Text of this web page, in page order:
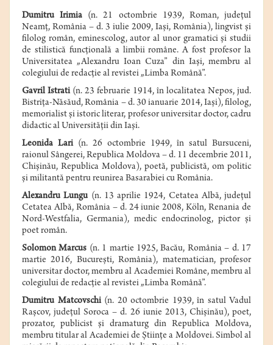
Dumitru Irimia (n. 21 octombrie 1939, Roman, judeţul
Neamţ, România – d. 3 iulie 2009, Iaşi, România), lingvist şi
filolog român, eminescolog, autor al unor gramatici şi studii
de stilistică funcţională a limbii române. A fost profesor la
Universitatea „Alexandru Ioan Cuza” din Iaşi, membru al
colegiului de redacţie al revistei „Limba Română”.
Gavril Istrati(n. 23 februarie 1914, în localitatea Nepos, jud.
Bistriţa-Năsăud, România – d. 30 ianuarie 2014, Iaşi), filolog,
memorialist şi istoric literar, profesor universitar doctor, cadru
didactic al Universităţii din Iaşi.
Leonida Lari(n. 26 octombrie 1949, în satul Bursuceni,
raionul Sângerei, Republica Moldova –d. 11 decembrie 2011,
Chişinău, Republica Moldova), poetă, publicistă, om politic
şi militantă pentru reunirea Basarabiei cu România.
Alexandru Lungu (n. 13 aprilie 1924, Cetatea Albă, judeţul
Cetatea Albă, România – d. 24 iunie 2008, Köln, Renaniade
Nord-Westfalia, Germania), medic endocrinolog, pictor şi
poet român.
Solomon Marcus (n. 1 martie 1925, Bacău, România – d. 17
martie 2016, Bucureşti, România), matematician, profesor
universitar doctor, membru al Academiei Române, membru al
colegiului de redacţie al revistei „Limba Română”.
Dumitru Matcovschi(n. 20 octombrie 1939,în satul Vadul
Raşcov, judeţul Soroca – d. 26 iunie 2013, Chişinău), poet,
prozator, publicist şi dramaturg din Republica Moldova,
membru titular al Academiei de Ştiinţe a Moldovei. Simbol al